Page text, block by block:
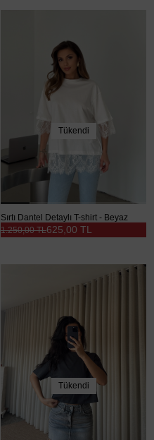
Tükendi
Sırtı Dantel Detaylı T-shirt - Beyaz
625,00 TL
1.250,00 TL
Tükendi